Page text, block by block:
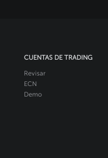
CUENTAS DE TRADING
Revisar
ECN
Demo